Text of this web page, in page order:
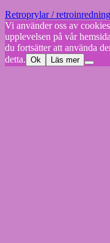
Retroprylar / retroinredning
Vi använder oss av
upplevelsen på vår
du fortsätter att använda
detta. Ok Läs mer